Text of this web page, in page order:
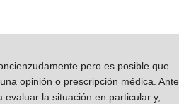
pero es posible que
opinión o prescripción médica. Ante
la situación en particular y,